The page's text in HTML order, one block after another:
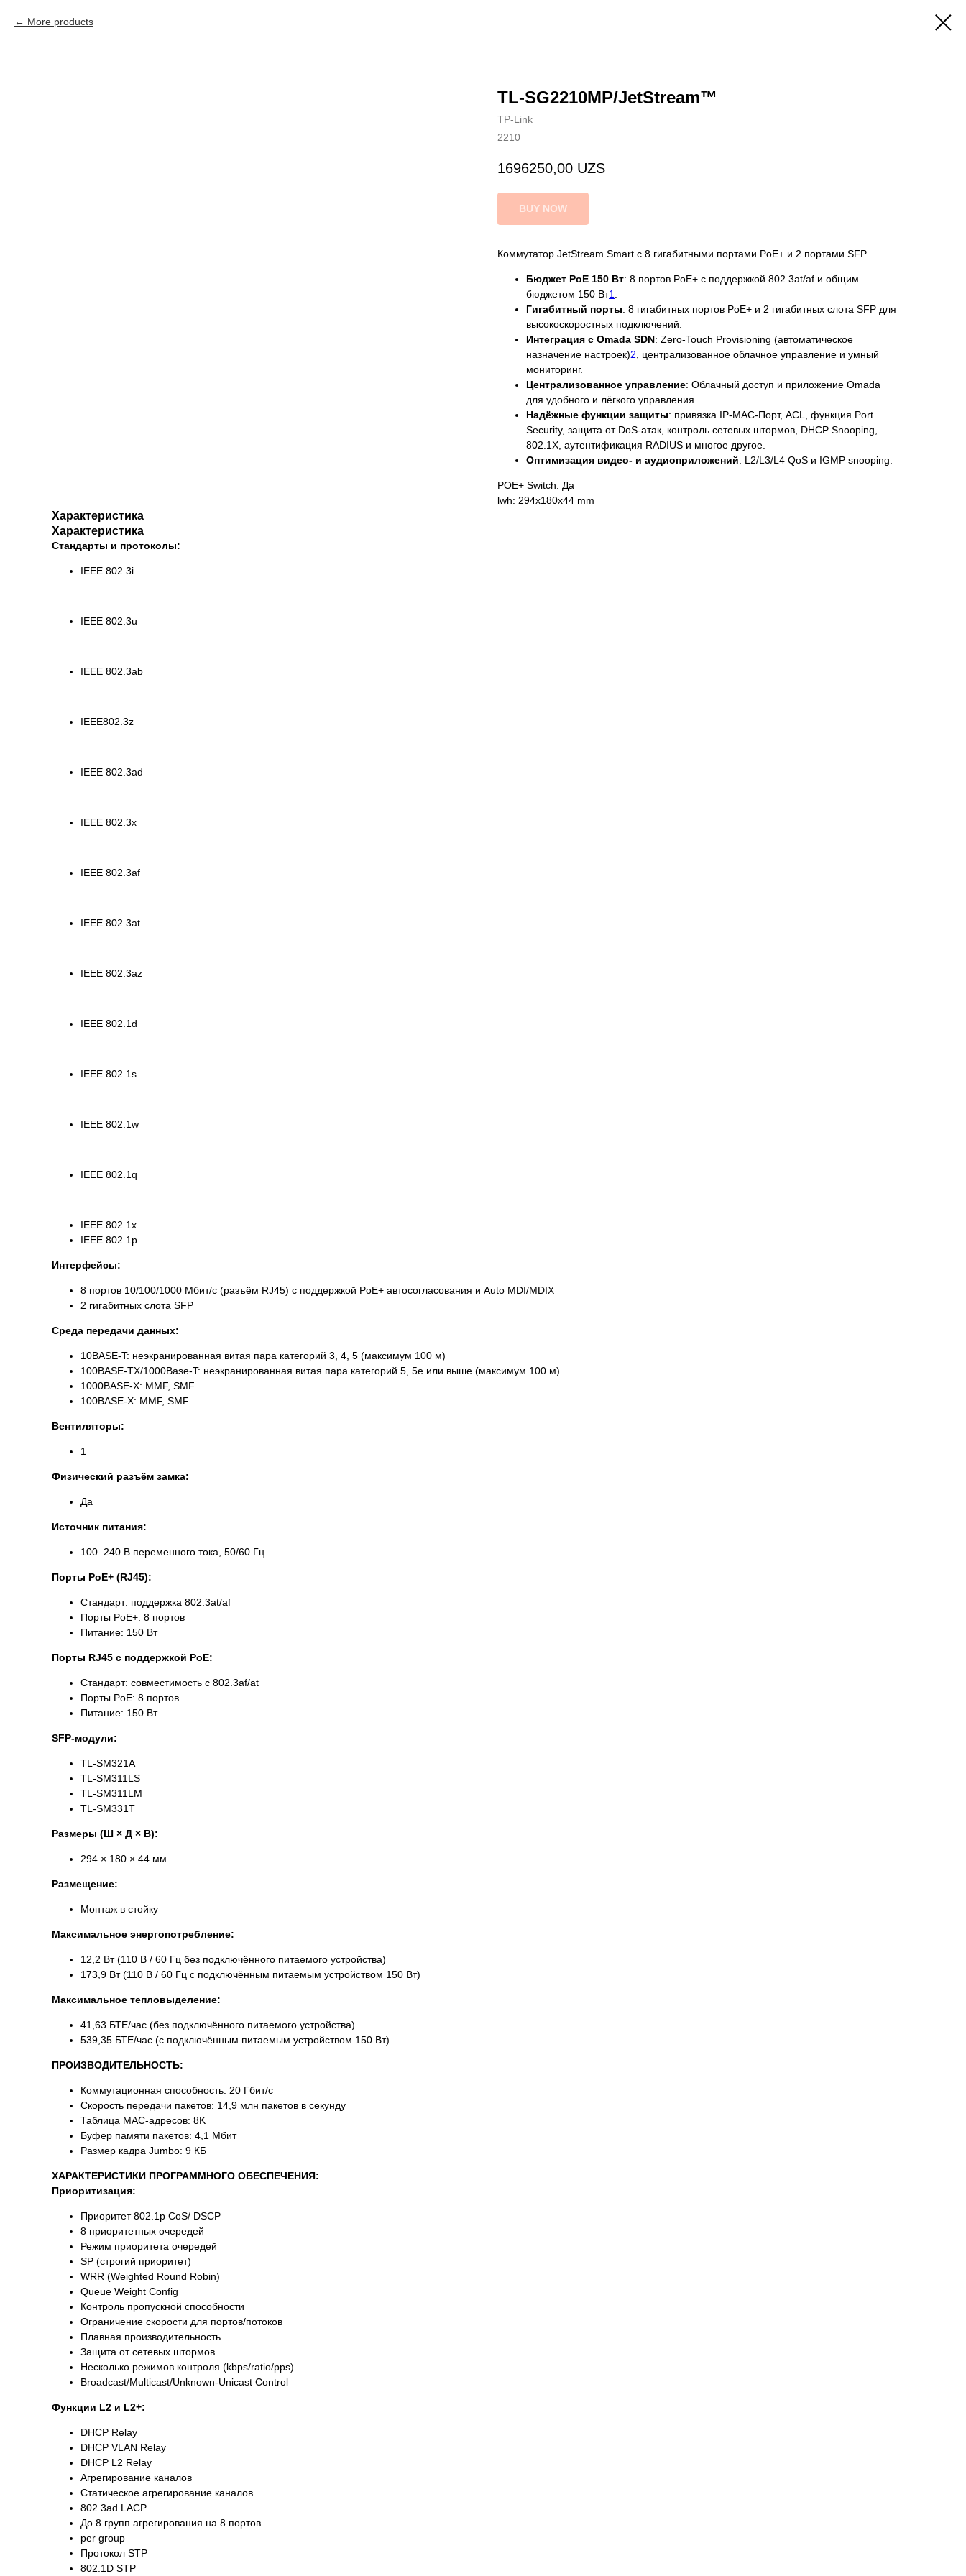
More products
TL-SG2210MP/JetStream™
TP-Link
2210
1696250,00 UZS
BUY NOW
Коммутатор JetStream Smart с 8 гигабитными портами PoE+ и 2 портами SFP
Бюджет PoE 150 Вт: 8 портов PoE+ с поддержкой 802.3at/af и общим
бюджетом 150 Вт1.
Гигабитный порты: 8 гигабитных портов PoE+ и 2 гигабитных слота SFP для
высокоскоростных подключений.
Интеграция с Omada SDN: Zero-Touch Provisioning (автоматическое
назначение настроек)2, централизованное облачное управление и умный
мониторинг.
Централизованное управление: Облачный доступ и приложение Omada
для удобного и лёгкого управления.
Надёжные функции защиты: привязка IP-MAC-Порт, ACL, функция Port
Security, защита от DoS-атак, контроль сетевых штормов, DHCP Snooping,
802.1X, аутентификация RADIUS и многое другое.
Оптимизация видео- и аудиоприложений: L2/L3/L4 QoS и IGMP snooping.
POE+ Switch: Да
lwh: 294x180x44 mm
Характеристика
Характеристика
Стандарты и протоколы:
IEEE 802.3i
IEEE 802.3u
IEEE 802.3ab
IEEE802.3z
IEEE 802.3ad
IEEE 802.3x
IEEE 802.3af
IEEE 802.3at
IEEE 802.3az
IEEE 802.1d
IEEE 802.1s
IEEE 802.1w
IEEE 802.1q
IEEE 802.1x
IEEE 802.1p
Интерфейсы:
8 портов 10/100/1000 Мбит/с (разъём RJ45) с поддержкой PoE+ автосогласования и Auto MDI/MDIX
2 гигабитных слота SFP
Среда передачи данных:
10BASE-T: неэкранированная витая пара категорий 3, 4, 5 (максимум 100 м)
100BASE-TX/1000Base-T: неэкранированная витая пара категорий 5, 5e или выше (максимум 100 м)
1000BASE-X: MMF, SMF
100BASE-X: MMF, SMF
Вентиляторы:
1
Физический разъём замка:
Да
Источник питания:
100–240 В переменного тока, 50/60 Гц
Порты PoE+ (RJ45):
Стандарт: поддержка 802.3at/af
Порты PoE+: 8 портов
Питание: 150 Вт
Порты RJ45 с поддержкой PoE:
Стандарт: совместимость с 802.3af/at
Порты PoE: 8 портов
Питание: 150 Вт
SFP-модули:
TL-SM321A
TL-SM311LS
TL-SM311LM
TL-SM331T
Размеры (Ш × Д × В):
294 × 180 × 44 мм
Размещение:
Монтаж в стойку
Максимальное энергопотребление:
12,2 Вт (110 В / 60 Гц без подключённого питаемого устройства)
173,9 Вт (110 В / 60 Гц с подключённым питаемым устройством 150 Вт)
Максимальное тепловыделение:
41,63 БТЕ/час (без подключённого питаемого устройства)
539,35 БТЕ/час (с подключённым питаемым устройством 150 Вт)
ПРОИЗВОДИТЕЛЬНОСТЬ:
Коммутационная способность: 20 Гбит/с
Скорость передачи пакетов: 14,9 млн пакетов в секунду
Таблица МАС-адресов: 8K
Буфер памяти пакетов: 4,1 Мбит
Размер кадра Jumbo: 9 КБ
ХАРАКТЕРИСТИКИ ПРОГРАММНОГО ОБЕСПЕЧЕНИЯ:
Приоритизация:
Приоритет 802.1p CoS/ DSCP
8 приоритетных очередей
Режим приоритета очередей
SP (строгий приоритет)
WRR (Weighted Round Robin)
Queue Weight Config
Контроль пропускной способности
Ограничение скорости для портов/потоков
Плавная производительность
Защита от сетевых штормов
Несколько режимов контроля (kbps/ratio/pps)
Broadcast/Multicast/Unknown-Unicast Control
Функции L2 и L2+:
DHCP Relay
DHCP VLAN Relay
DHCP L2 Relay
Агрегирование каналов
Статическое агрегирование каналов
802.3ad LACP
До 8 групп агрегирования на 8 портов
per group
Протокол STP
802.1D STP